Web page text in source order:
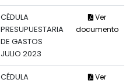
CÉDULA
PRESUPUESTARIA
DE GASTOS
JULIO 2023
Ver
documento
CÉDULA
Ver